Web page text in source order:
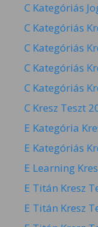
C Kategóriás
C Kategóriás
C Kategóriás
C Kategóriás
C Kategóriás
C Kresz Teszt
E Kategória
E Kategóriás
E Learning
E Titán Kresz
E Titán Kresz